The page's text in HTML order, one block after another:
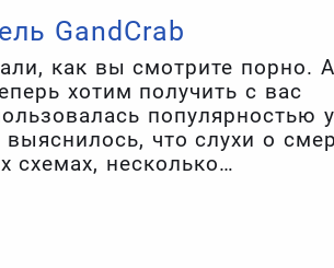
GandCrab
как вы смотрите порно. А
хотим получить с вас
популярностью у
что слухи о
схемах, несколько